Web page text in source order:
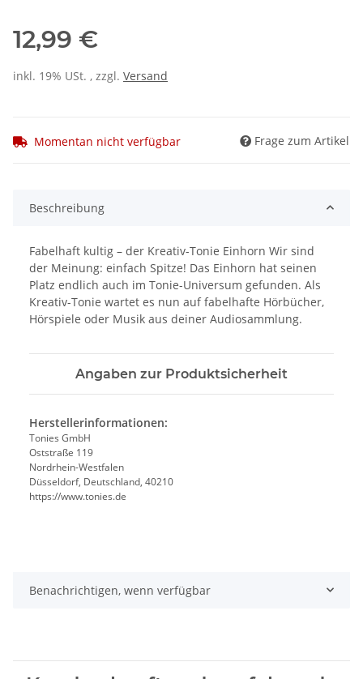
12,99 €
inkl. 19% USt. , zzgl. Versand
Momentan nicht verfügbar Frage zum Artikel
Beschreibung
Fabelhaft kultig – der Kreativ-Tonie Einhorn Wir sind
der Meinung: einfach Spitze! Das Einhorn hat seinen
Platz endlich auch im Tonie-Universum gefunden. Als
Kreativ-Tonie wartet es nun auf fabelhafte Hörbücher,
Hörspiele oder Musik aus deiner Audiosammlung.
Angaben zur Produktsicherheit
Herstellerinformationen:
Tonies GmbH
Oststraße 119
Nordrhein-Westfalen
Düsseldorf, Deutschland, 40210
https://www.tonies.de
Benachrichtigen, wenn verfügbar